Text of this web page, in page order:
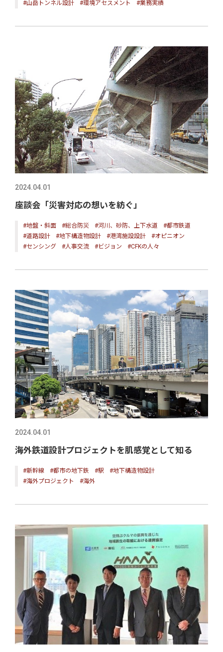
#山岳トンネル設計 #環境アセスメント #業務実績
2024.04.01
座談会「災害対応の想いを紡ぐ」
#地盤・斜面 #総合防災 #河川、砂防、上下水道
#都市鉄道
#道路設計
#地下構造物設計 #港湾施設設計
#オピニオン
#センシング
#人事交流 #ビジョン #CFKの人々
2024.04.01
海外鉄道設計プロジェクトを肌感覚として知る
#新幹線 #都市の地下鉄 #駅
#地下構造物設計
#海外プロジェクト
#海外